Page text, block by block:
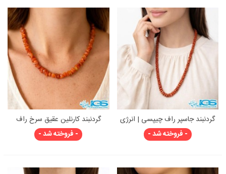
گردنبند جاسپر راف چیپسی | انرژی
زمین در قالب زیور طبیعی
- فروخته شد -
گردنبند کارنلین عقیق سرخ راف
چیپسی کوتاه
- فروخته شد -